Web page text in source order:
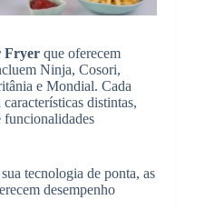
Fryer que oferecem
Ninja, Cosori,
e Mondial. Cada
características distintas,
funcionalidades
tecnologia de ponta, as
desempenho